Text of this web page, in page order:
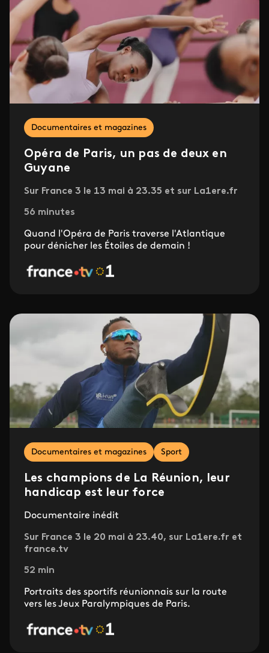
Documentaires et magazines
Opéra de Paris, un pas de deux en
Guyane
Sur France 3 le 13 mai à 23.35 et sur La1ere.fr
56 minutes
Quand l'Opéra de Paris traverse l'Atlantique
pour dénicher les Étoiles de demain !
Documentaires et magazines Sport
Les champions de La Réunion, leur
handicap est leur force
Documentaire inédit
Sur France 3 le 20 mai à 23.40, sur La1ere.fr et
france.tv
52 min
Portraits des sportifs réunionnais sur la route
vers les Jeux Paralympiques de Paris.